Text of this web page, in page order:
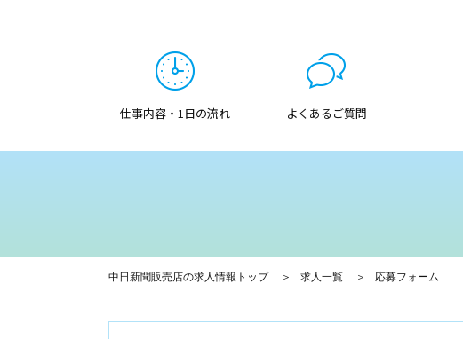
仕事内容・1日の流れ よくあるご質問
中日新聞販売店の求人情報トップ 求人一覧 応募フォーム